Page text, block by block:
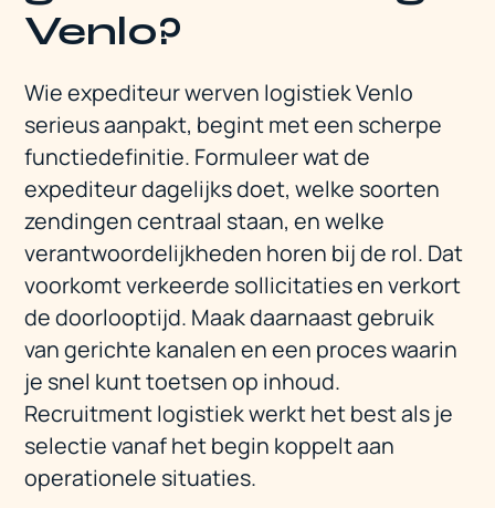
Venlo?
Wie expediteur werven logistiek Venlo
serieus aanpakt, begint met een scherpe
functiedefinitie. Formuleer wat de
expediteur dagelijks doet, welke soorten
zendingen centraal staan, en welke
verantwoordelijkheden horen bij de rol. Dat
voorkomt verkeerde sollicitaties en verkort
de doorlooptijd. Maak daarnaast gebruik
van gerichte kanalen en een proces waarin
je snel kunt toetsen op inhoud.
Recruitment logistiek werkt het best als je
selectie vanaf het begin koppelt aan
operationele situaties.